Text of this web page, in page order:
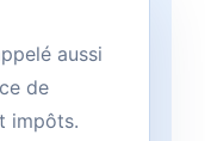
aussi
de
impôts.